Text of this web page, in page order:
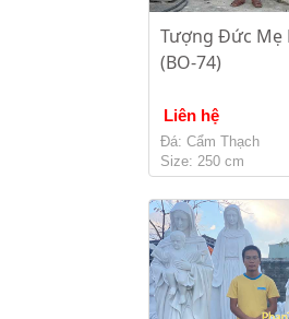
Tượng Đức Mẹ
(BO-74)
Liên hệ
Đá: Cẩm Thạch
Size: 250 cm